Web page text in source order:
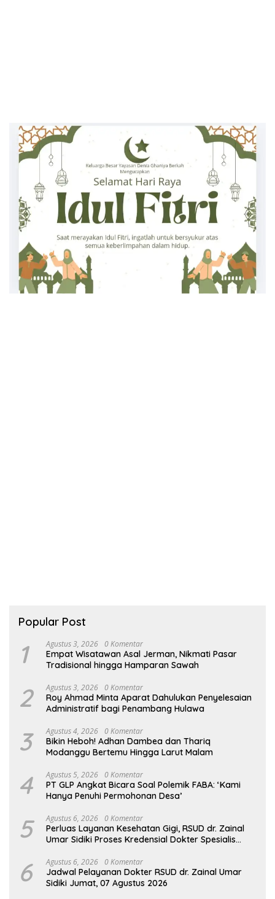
Popular Post
1 Agustus 3, 2026 0 Komentar
Empat Wisatawan Asal Jerman, Nikmati Pasar
Tradisional hingga Hamparan Sawah
2 Agustus 3, 2026 0 Komentar
Roy Ahmad Minta Aparat Dahulukan Penyelesaian
Administratif bagi Penambang Hulawa
3 Agustus 4, 2026 0 Komentar
Bikin Heboh! Adhan Dambea dan Thariq
Modanggu Bertemu Hingga Larut Malam
4 Agustus 5, 2026 0 Komentar
PT GLP Angkat Bicara Soal Polemik FABA: ‘Kami
Hanya Penuhi Permohonan Desa’
5 Agustus 6, 2026 0 Komentar
Perluas Layanan Kesehatan Gigi, RSUD dr. Zainal
Umar Sidiki Proses Kredensial Dokter Spesialis
6 Agustus 6, 2026 0 Komentar
Jadwal Pelayanan Dokter RSUD dr. Zainal Umar
Sidiki Jumat, 07 Agustus 2026